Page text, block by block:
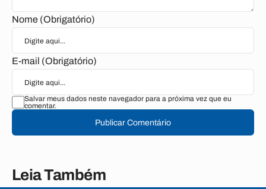
Nome (Obrigatório)
E-mail (Obrigatório)
Salvar meus dados neste navegador para a próxima vez que eu
comentar.
Publicar Comentário
Leia Também